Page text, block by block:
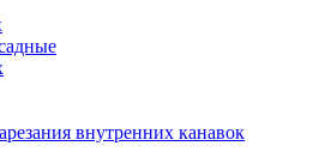
внутренних канавок